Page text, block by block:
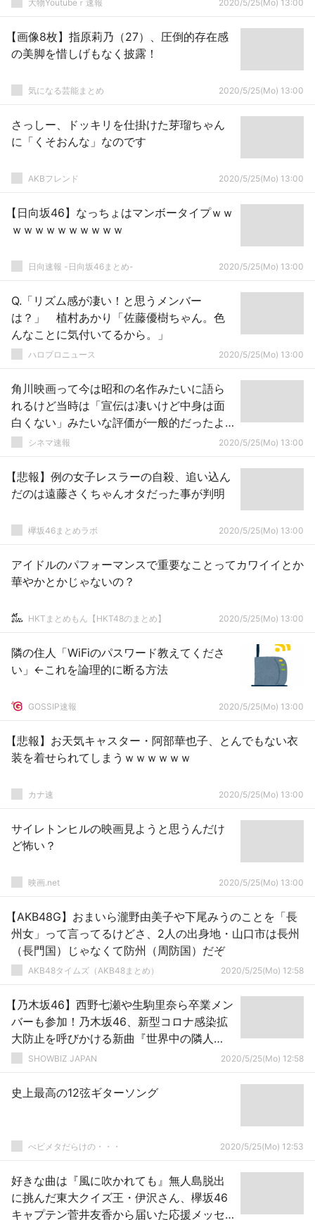
大物Youtubeｒ速報 2020/5/25(Mo) 13:00
【画像8枚】指原莉乃（27）、圧倒的存在感
の美脚を惜しげもなく披露！
気になる芸能まとめ 2020/5/25(Mo) 13:00
さっしー、ドッキリを仕掛けた芽瑠ちゃん
に「くそおんな」なのです
AKBフレンド 2020/5/25(Mo) 13:00
【日向坂46】なっちょはマンボータイプｗｗ
ｗｗｗｗｗｗｗｗｗｗ
日向速報 -日向坂46まとめ- 2020/5/25(Mo) 13:00
Q.「リズム感が凄い！と思うメンバー
は？」 植村あかり「佐藤優樹ちゃん。色
んなことに気付いてるから。」
ハロプロニュース 2020/5/25(Mo) 13:00
角川映画って今は昭和の名作みたいに語ら
れるけど当時は「宣伝は凄いけど中身は面
白くない」みたいな評価が一般的だったよ
な
シネマ速報 2020/5/25(Mo) 13:00
【悲報】例の女子レスラーの自殺、追い込ん
だのは遠藤さくちゃんオタだった事が判明
欅坂46まとめラボ 2020/5/25(Mo) 13:00
アイドルのパフォーマンスで重要なことってカワイイとか
華やかとかじゃないの？
HKTまとめもん【HKT48のまとめ】 2020/5/25(Mo) 13:00
隣の住人「WiFiのパスワード教えてくださ
い」←これを論理的に断る方法
GOSSIP速報 2020/5/25(Mo) 13:00
【悲報】お天気キャスター・阿部華也子、とんでもない衣
装を着せられてしまうｗｗｗｗｗｗ
カナ速 2020/5/25(Mo) 13:00
サイレトンヒルの映画見ようと思うんだけ
ど怖い？
映画.net 2020/5/25(Mo) 13:00
【AKB48G】おまいら瀧野由美子や下尾みうのことを「長
州女」って言ってるけどさ、2人の出身地・山口市は長州
（長門国）じゃなくて防州（周防国）だぞ
AKB48タイムズ（AKB48まとめ） 2020/5/25(Mo) 12:58
【乃木坂46】西野七瀬や生駒里奈ら卒業メン
バーも参加！乃木坂46、新型コロナ感染拡
大防止を呼びかける新曲『世界中の隣人
よ』MV公開
SHOWBIZ JAPAN 2020/5/25(Mo) 12:58
史上最高の12弦ギターソング
べビメタだらけの・・・ 2020/5/25(Mo) 12:53
好きな曲は『風に吹かれても』無人島脱出
に挑んだ東大クイズ王・伊沢さん、欅坂46
キャプテン菅井友香から届いた応援メッセ